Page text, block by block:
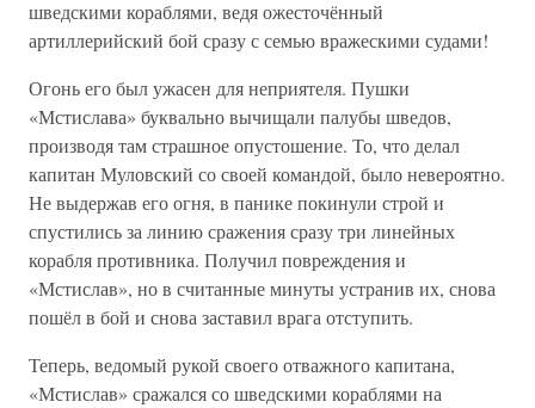
шведскими кораблями, ведя ожесточённый
артиллерийский бой сразу с семью вражескими судами!
Огонь его был ужасен для неприятеля. Пушки
«Мстислава» буквально вычищали палубы шведов,
производя там страшное опустошение. То, что делал
капитан Муловский со своей командой, было невероятно.
Не выдержав его огня, в панике покинули строй и
спустились за линию сражения сразу три линейных
корабля противника. Получил повреждения и
«Мстислав», но в считанные минуты устранив их, снова
пошёл в бой и снова заставил врага отступить.
Теперь, ведомый рукой своего отважного капитана,
«Мстислав» сражался со шведскими кораблями на